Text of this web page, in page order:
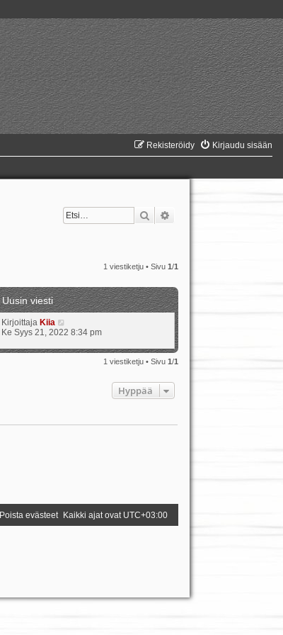
Kirjaudu sisään
Rekisteröidy
Etsi
1 viestiketju • Sivu1/1
Uusin viesti
Kirjoittaja Kiia
Ke Syys 21, 2022 8:34 pm
1 viestiketju • Sivu1/1
Hyppää
Kaikki ajat ovat UTC+03:00
Poista evästeet